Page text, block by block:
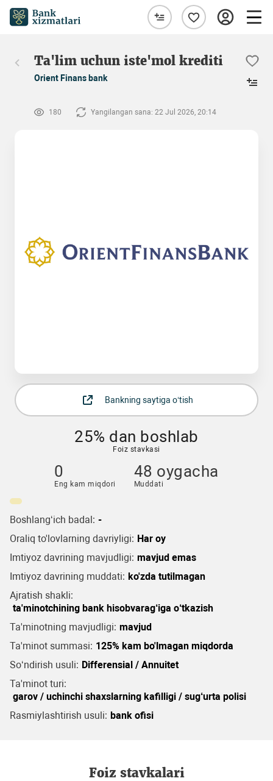
Ta'lim uchun iste'mol krediti
Orient Finans bank
180 Yangilangan sana: 22 Jul 2026, 20:14
Bankning saytiga o‘tish
25% dan boshlab
Foiz stavkasi
0
Eng kam miqdori
48 oygacha
Muddati
Boshlang‘ich badal: -
Oraliq to'lovlarning davriyligi: Har oy
Imtiyoz davrining mavjudligi: mavjud emas
Imtiyoz davrining muddati: ko'zda tutilmagan
Ajratish shakli:
ta'minotchining bank hisobvarag‘iga o‘tkazish
Ta'minotning mavjudligi: mavjud
Ta'minot summasi: 125% kam bo'lmagan miqdorda
So‘ndirish usuli: Differensial / Annuitet
Ta'minot turi:
garov / uchinchi shaxslarning kafilligi / sug‘urta polisi
Rasmiylashtirish usuli: bank ofisi
Foiz stavkalari